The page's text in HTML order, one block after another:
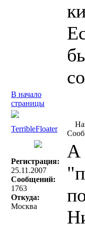
В начало
страницы
TerribleFloater
Регистрация:
25.11.2007
Сообщений:
1763
Откуда:
Москва
А